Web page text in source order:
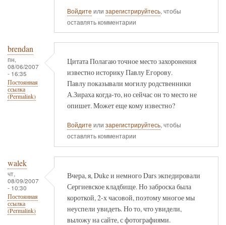
Войдите или зарегистрируйтесь, чтобы
оставлять комментарии
brendan
пн,
08/06/2007
- 16:35
Постоянная
ссылка
(Permalink)
Цитата Полагаю точное место захоронения
известно историку Павлу Егорову.
Павлу показывали могилу родственники
А.Зираха когда-то, но сейчас он то место не
опишет. Может еще кому известно?
Войдите или зарегистрируйтесь, чтобы
оставлять комментарии
walek
чт,
08/09/2007
- 10:30
Постоянная
ссылка
(Permalink)
Вчера, я, Duke и немного Dars экпедировали
Сергиевское кладбище. Но заброска была
короткой, 2-х часовой, поэтому многое мы
неуспели увидеть. Но то, что увидели,
выложу на сайте, с фотографиями.